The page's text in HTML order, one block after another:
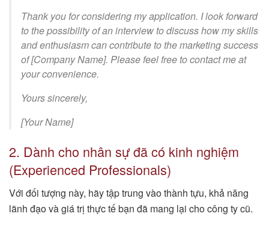
Thank you for considering my application. I look forward
to the possibility of an interview to discuss how my skills
and enthusiasm can contribute to the marketing success
of [Company Name]. Please feel free to contact me at
your convenience.
Yours sincerely,
[Your Name]
2. Dành cho nhân sự đã có kinh nghiệm
(Experienced Professionals)
Với đối tượng này, hãy tập trung vào thành tựu, khả năng
lãnh đạo và giá trị thực tế bạn đã mang lại cho công ty cũ.